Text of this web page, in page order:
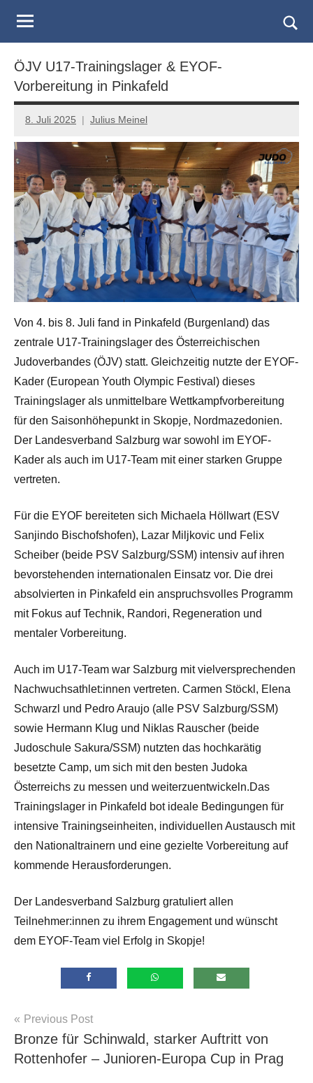
Judo
Landesverband
Salzburg
ÖJV U17-Trainingslager & EYOF-
Vorbereitung in Pinkafeld
8. Juli 2025 Julius Meinel
Von 4. bis 8. Juli fand in Pinkafeld (Burgenland) das
zentrale U17-Trainingslager des Österreichischen
Judoverbandes (ÖJV) statt. Gleichzeitig nutzte der EYOF-
Kader (European Youth Olympic Festival) dieses
Trainingslager als unmittelbare Wettkampfvorbereitung
für den Saisonhöhepunkt in Skopje, Nordmazedonien.
Der Landesverband Salzburg war sowohl im EYOF-
Kader als auch im U17-Team mit einer starken Gruppe
vertreten.
Für die EYOF bereiteten sich Michaela Höllwart (ESV
Sanjindo Bischofshofen), Lazar Miljkovic und Felix
Scheiber (beide PSV Salzburg/SSM) intensiv auf ihren
bevorstehenden internationalen Einsatz vor. Die drei
absolvierten in Pinkafeld ein anspruchsvolles Programm
mit Fokus auf Technik, Randori, Regeneration und
mentaler Vorbereitung.
Auch im U17-Team war Salzburg mit vielversprechenden
Nachwuchsathlet:innen vertreten. Carmen Stöckl, Elena
Schwarzl und Pedro Araujo (alle PSV Salzburg/SSM)
sowie Hermann Klug und Niklas Rauscher (beide
Judoschule Sakura/SSM) nutzten das hochkarätig
besetzte Camp, um sich mit den besten Judoka
Österreichs zu messen und weiterzuentwickeln.Das
Trainingslager in Pinkafeld bot ideale Bedingungen für
intensive Trainingseinheiten, individuellen Austausch mit
den Nationaltrainern und eine gezielte Vorbereitung auf
kommende Herausforderungen.
Der Landesverband Salzburg gratuliert allen
Teilnehmer:innen zu ihrem Engagement und wünscht
dem EYOF-Team viel Erfolg in Skopje!
Allgemein
Beitragsnavigation
Previous Post
Bronze für Schinwald, starker Auftritt von
Rottenhofer – Junioren-Europa Cup in Prag